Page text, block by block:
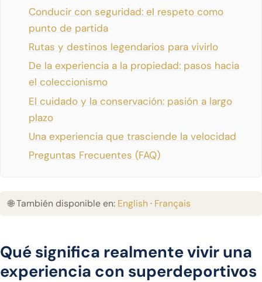
Conducir con seguridad: el respeto como
punto de partida
Rutas y destinos legendarios para vivirlo
De la experiencia a la propiedad: pasos hacia
el coleccionismo
El cuidado y la conservación: pasión a largo
plazo
Una experiencia que trasciende la velocidad
Preguntas Frecuentes (FAQ)
🌐 También disponible en: English · Français
Qué significa realmente vivir una
experiencia con superdeportivos